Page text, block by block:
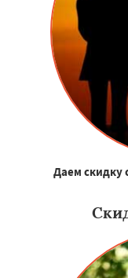
Даем скидку